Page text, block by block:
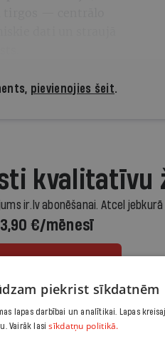
pievienojies šeit.
kvalitatīvu
ir.lv abonēšanai. Atcel
3,90 €/mēnesī
iespējas meklē šeit
piekrist sīkdatnēm
lapas darbībai un analītikai. Lapas
Vairāk lasisīkdatņu politikā.